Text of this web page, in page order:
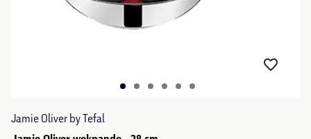
Jamie Oliver by Tefal